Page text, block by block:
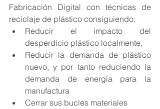
Fabricación Digital con técnicas de
reciclaje de plástico consiguiendo:
Reducir el impacto del
desperdicio plástico localmente,
Reducir la demanda de plástico
nuevo, y por tanto reduciendo la
demanda de energía para la
manufactura
Cerrar sus bucles materiales